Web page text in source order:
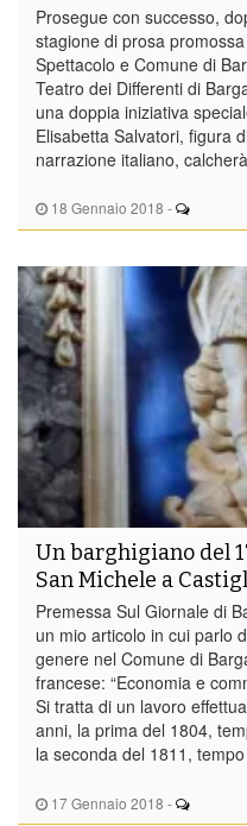
18 Gennaio 2018 -
Prosegue con successo,
stagione di prosa
Spettacolo e Comune di
Teatro dei Differenti di
una doppia iniziativa
Elisabetta Salvatori, figura
narrazione italiano,
17 Gennaio 2018 -
Un barghigiano del
San Michele a
Premessa Sul Giornale di
un mio articolo in cui parlo
genere nel Comune di
francese: “Economia e
Si tratta di un lavoro
anni, la prima del 1804,
la seconda del 1811,